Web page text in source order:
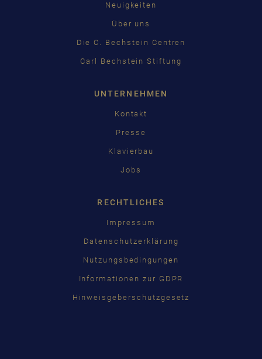
Neuigkeiten
Über uns
Die C. Bechstein Centren
Carl Bechstein Stiftung
UNTERNEHMEN
Kontakt
Presse
Klavierbau
Jobs
RECHTLICHES
Impressum
Datenschutzerklärung
Nutzungsbedingungen
Informationen zur GDPR
Hinweisgeberschutzgesetz